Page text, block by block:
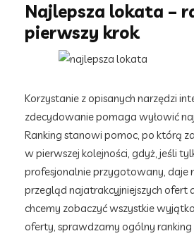
Najlepsza lokata –
pierwszy krok
Korzystanie z opisanych narzędzi
zdecydowanie pomaga wyłowić
Ranking stanowi pomoc, po którą
w pierwszej kolejności, gdyż, jeśli
profesjonalnie przygotowany, daje
przegląd najatrakcyjniejszych ofert
chcemy zobaczyć wszystkie
oferty, sprawdzamy ogólny